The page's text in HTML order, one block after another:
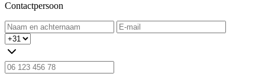
Contactpersoon